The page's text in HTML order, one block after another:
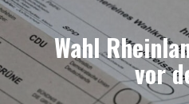
Wahl
vor